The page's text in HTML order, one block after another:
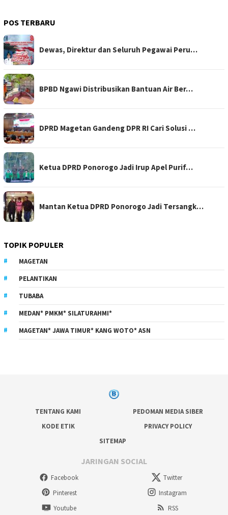
POS TERBARU
Dewas, Direktur dan Seluruh Pegawai Peru…
BPBD Ngawi Distribusikan Bantuan Air Ber…
DPRD Magetan Gandeng DPR RI Cari Solusi …
Ketua DPRD Ponorogo Jadi Irup Apel Purif…
Mantan Ketua DPRD Ponorogo Jadi Tersangk…
TOPIK POPULER
MAGETAN
PELANTIKAN
TUBABA
MEDAN* PMKM* SILATURAHMI*
MAGETAN* JAWA TIMUR* KANG WOTO* ASN
TENTANG KAMI
PEDOMAN MEDIA SIBER
KODE ETIK
PRIVACY POLICY
SITEMAP
JARINGAN SOCIAL
Facebook
Twitter
Pinterest
Instagram
Youtube
RSS